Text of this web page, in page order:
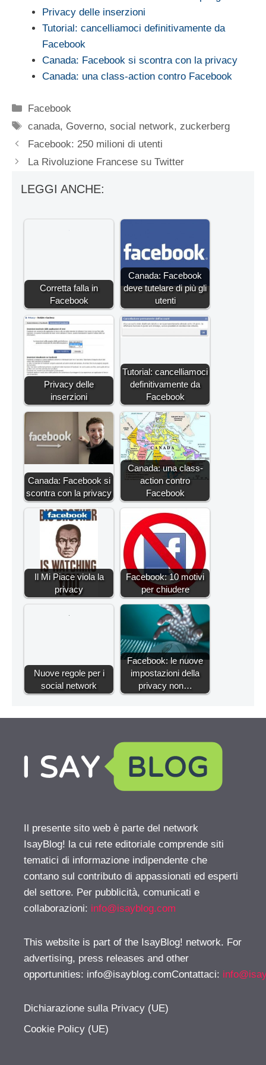
Privacy delle inserzioni
Tutorial: cancelliamoci definitivamente da
Facebook
Canada: Facebook si scontra con la privacy
Canada: una class-action contro Facebook
Categorie
Facebook
Tag
canada, Governo,social network, zuckerberg
Facebook: 250 milioni di utenti
La Rivoluzione Francese su Twitter
LEGGI ANCHE:
Corretta falla in
Facebook
Canada: Facebook
deve tutelare di più gli
utenti
Privacy delle
inserzioni
Tutorial: cancelliamoci
definitivamente da
Facebook
Canada: Facebook si
scontra con la privacy
Canada: una class-
action contro
Facebook
Il Mi Piace viola la
privacy
Facebook: 10 motivi
per chiudere
Nuove regole per i
social network
Facebook: le nuove
impostazioni della
privacy non…
Il presente sito web è parte del network
IsayBlog! la cui rete editoriale comprende siti
tematici di informazione indipendente che
contano sul contributo di appassionati ed esperti
del settore. Per pubblicità, comunicati e
collaborazioni: info@isayblog.com
This website is part of the IsayBlog! network. For
advertising, press releases and other
opportunities: info@isayblog.comContattaci:
Dichiarazione sulla Privacy (UE)
Cookie Policy (UE)